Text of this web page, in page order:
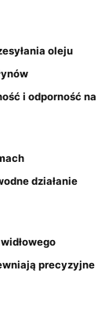
oleju
i odporność na
działanie
precyzyjne